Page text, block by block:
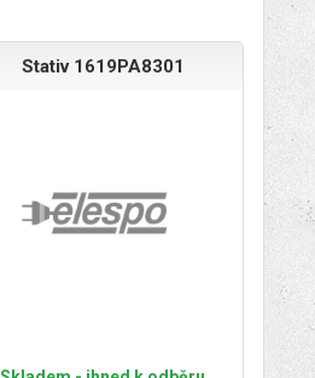
Stativ 1619PA8301